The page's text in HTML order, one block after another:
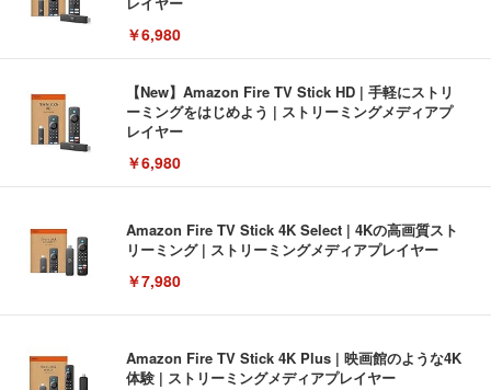
￥6,980
【New】Amazon Fire TV Stick HD | 手軽にストリ
ーミングをはじめよう | ストリーミングメディアプ
レイヤー
￥6,980
Amazon Fire TV Stick 4K Select | 4Kの高画質スト
リーミング | ストリーミングメディアプレイヤー
￥7,980
Amazon Fire TV Stick 4K Plus | 映画館のような4K
体験 | ストリーミングメディアプレイヤー